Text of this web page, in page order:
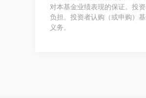
对本基金业绩表现的保证。投
负担。投资者认购（或申购）
义务。